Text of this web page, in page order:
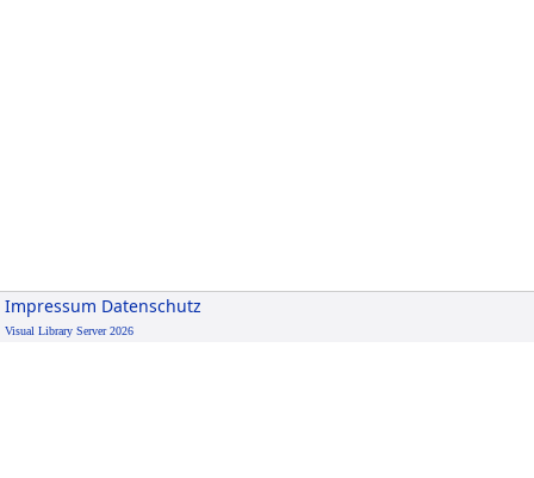
Impressum Datenschutz
Visual Library Server 2026